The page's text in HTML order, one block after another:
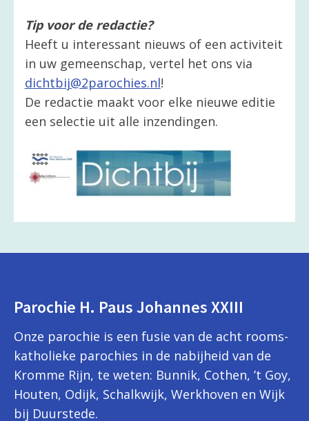
Tip voor de redactie?
Heeft u interessant nieuws of een activiteit
in uw gemeenschap, vertel het ons via
dichtbij@2parochies.nl!
De redactie maakt voor elke nieuwe editie
een selectie uit alle inzendingen.
Parochie H. Paus Johannes XXIII
Onze parochie is een fusie van de acht rooms-
katholieke parochies in de nabijheid van de
Kromme Rijn, te weten: Bunnik, Cothen, ’t Goy,
Houten, Odijk, Schalkwijk, Werkhoven en Wijk
bij Duurstede.